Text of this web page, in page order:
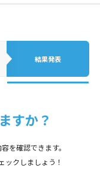
結果発表
すか？
を確認できます。
ックしましょう！